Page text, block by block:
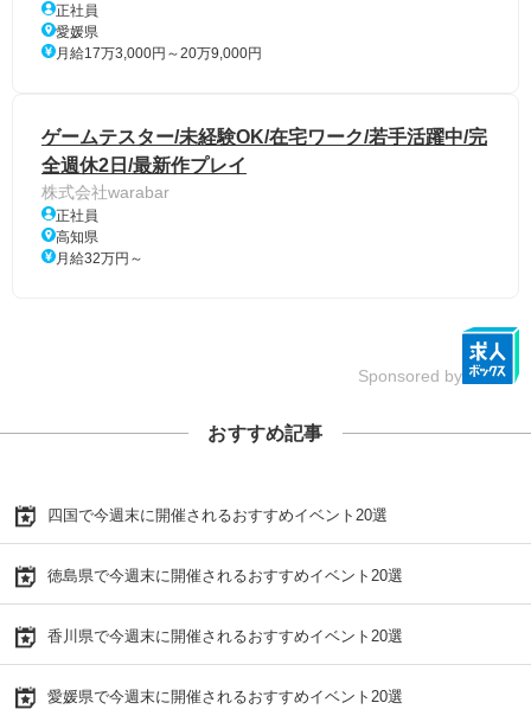
正社員
愛媛県
月給17万3,000円～20万9,000円
ゲームテスター/未経験OK/在宅ワーク/若手活躍中/完
全週休2日/最新作プレイ
株式会社warabar
正社員
高知県
月給32万円～
Sponsored by
おすすめ記事
四国で今週末に開催されるおすすめイベント20選
徳島県で今週末に開催されるおすすめイベント20選
香川県で今週末に開催されるおすすめイベント20選
愛媛県で今週末に開催されるおすすめイベント20選